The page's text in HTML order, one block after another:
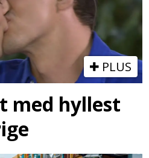
PLUS
med hyllest